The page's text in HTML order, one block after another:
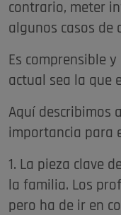
contrario, meter
algunos casos de
Es comprensible
actual sea la que
Aquí describimos
importancia para
1. La pieza clave
la familia. Los
pero ha de ir en